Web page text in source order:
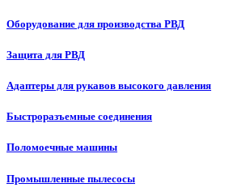
Оборудование для производства РВД
Защита для РВД
Адаптеры для рукавов высокого давления
Быстроразъемные соединения
Поломоечные машины
Промышленные пылесосы